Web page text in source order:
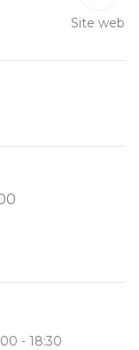
Site web
- 18:30